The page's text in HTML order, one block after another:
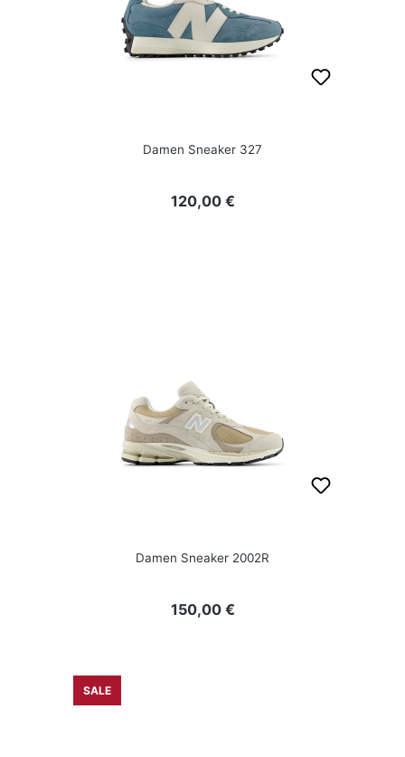
Damen Sneaker 327
Regulärer Preis:
120,00 €
Damen Sneaker 2002R
Regulärer Preis:
150,00 €
SALE